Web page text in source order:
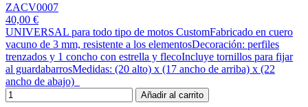
ZACV0007
40,00 €
UNIVERSAL para todo tipo de motos CustomFabricado en cuero
vacuno de 3 mm, resistente a los elementosDecoración: perfiles
trenzados y 1 concho con estrella y flecoIncluye tornillos para fijar
al guardabarrosMedidas: (20 alto) x (17 ancho de arriba) x (22
ancho de abajo)
Añadir al carrito